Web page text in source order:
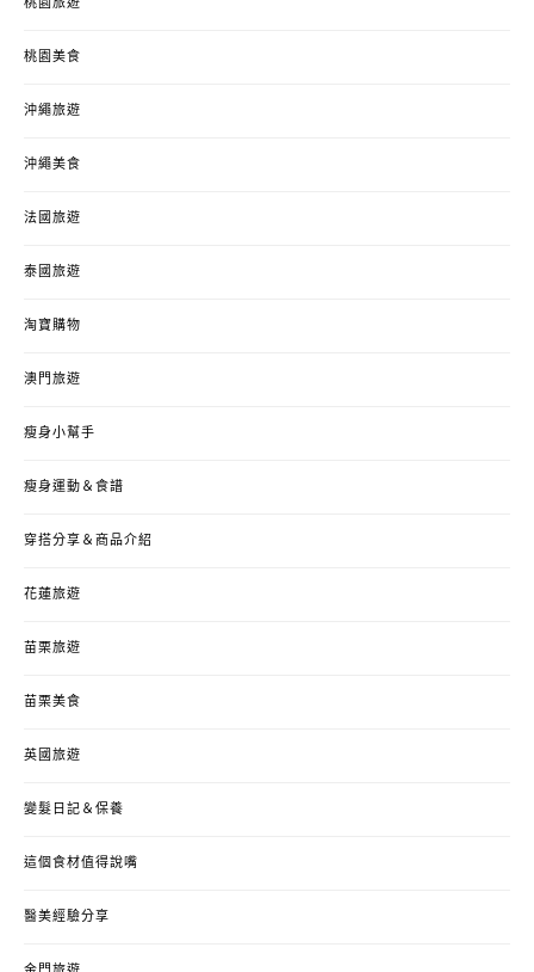
桃園旅遊
桃園美食
沖繩旅遊
沖繩美食
法國旅遊
泰國旅遊
淘寶購物
澳門旅遊
瘦身小幫手
瘦身運動＆食譜
穿搭分享＆商品介紹
花蓮旅遊
苗栗旅遊
苗栗美食
英國旅遊
變髮日記＆保養
這個食材值得說嘴
醫美經驗分享